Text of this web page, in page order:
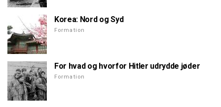
Korea: Nord og Syd
Formation
For hvad og hvorfor Hitler udrydde jøder
Formation